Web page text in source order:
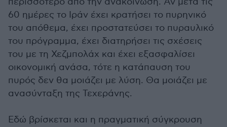
60 ημέρες το Ιράν έχει κρατήσει το πυρηνικό
του απόθεμα, έχει προστατεύσει το πυραυλικό
του πρόγραμμα, έχει διατηρήσει τις σχέσεις
του με τη Χεζμπολάχ και έχει εξασφαλίσει
οικονομική ανάσα, τότε η κατάπαυση του
πυρός δεν θα μοιάζει με λύση. Θα μοιάζει με
ανασύνταξη της Τεχεράνης.
Εδώ βρίσκεται και η πραγματική σύγκρουση